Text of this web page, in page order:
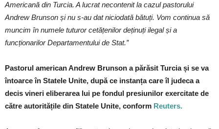
Americană din Turcia. A lucrat necontenit la cazul pastorului
Andrew Brunson și nu s-au dat niciodată bătuți. Vom continua să
muncim în numele tuturor cetățenilor deținuți ilegal și a
funcționarilor Departamentului de Stat.”
Pastorul american Andrew Brunson a părăsit Turcia și se va
întoarce în Statele Unite, după ce instanța care îl judeca a
decis vineri eliberarea lui pe fondul presiunilor exercitate de
către autoritățile din Statele Unite, conform Reuters.